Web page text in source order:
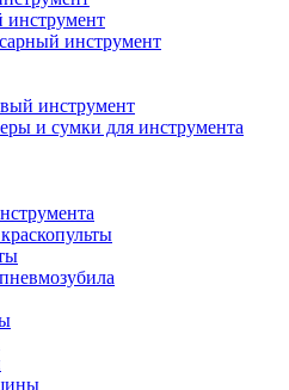
инструмент
инструмент
инструмент
и сумки для инструмента